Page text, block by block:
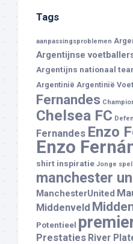
Tags
aanpassingsproblemen
Argentijnse
Argentijns nationaal
Argentinië Argentinië
Fernandes
Chelsea FC
Fernandes Enzo
Enzo
shirt inspiratie Jonge
manchester
ManchesterUnited
Middenveld
Potentieel
Prestaties River